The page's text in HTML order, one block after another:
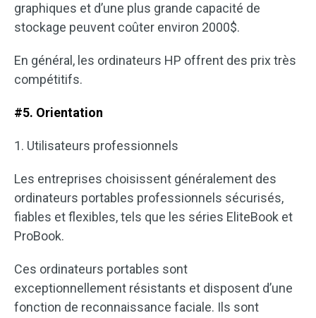
graphiques et d’une plus grande capacité de
stockage peuvent coûter environ 2000$.
En général, les ordinateurs HP offrent des prix très
compétitifs.
#5. Orientation
1. Utilisateurs professionnels
Les entreprises choisissent généralement des
ordinateurs portables professionnels sécurisés,
fiables et flexibles, tels que les séries EliteBook et
ProBook.
Ces ordinateurs portables sont
exceptionnellement résistants et disposent d’une
fonction de reconnaissance faciale. Ils sont